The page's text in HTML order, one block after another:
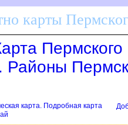
карты
Районы
карта. Подробная карта